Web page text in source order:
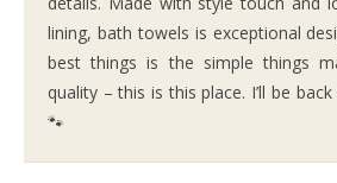
lining, bath towels is exceptional
best things is the simple things
quality – this is this place. I’ll be
🐾